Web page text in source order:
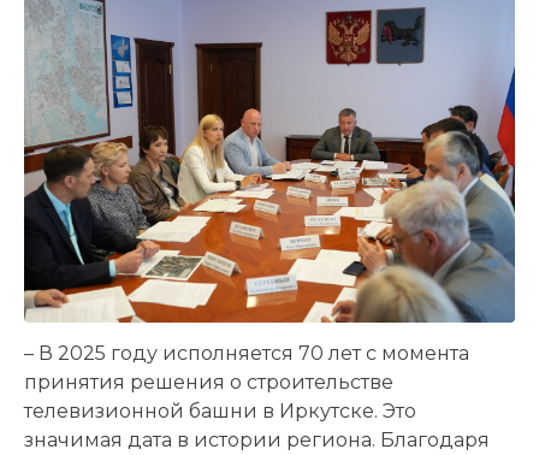
– В 2025 году исполняется 70 лет с момента
принятия решения о строительстве
телевизионной башни в Иркутске. Это
значимая дата в истории региона. Благодаря